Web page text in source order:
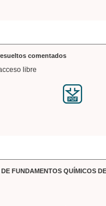
comentados
libre
FUNDAMENTOS QUÍMICOS